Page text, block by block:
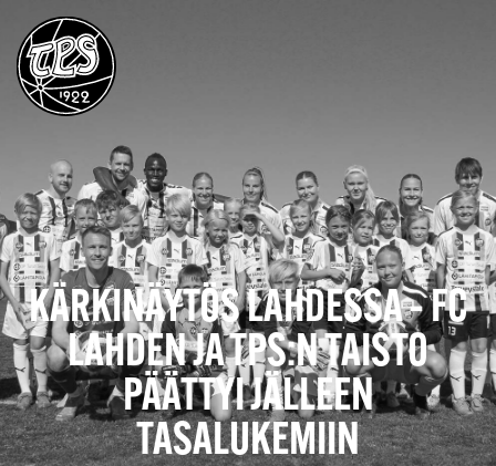
KÄRKINÄYTÖS LAHDESSA – FC
LAHDEN JA TPS:N TAISTO
PÄÄTTYI JÄLLEEN
TASALUKEMIIN